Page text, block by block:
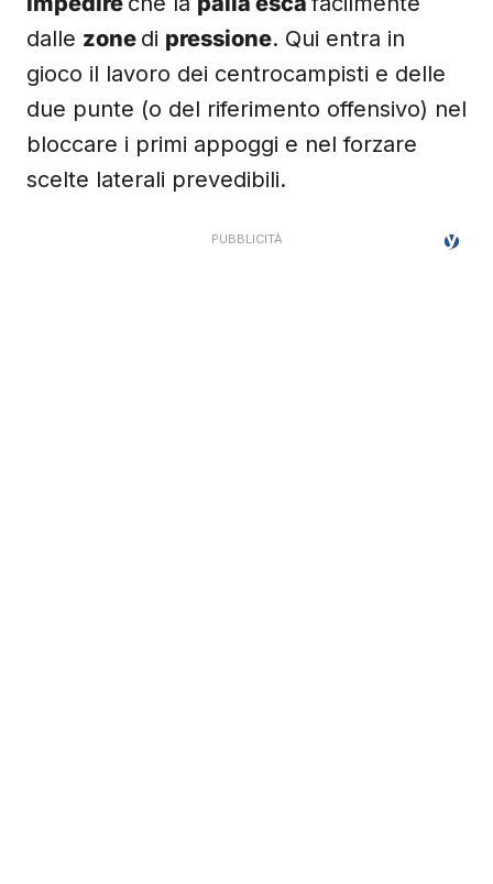
dalle zone di pressione. Qui entra in
gioco il lavoro dei centrocampisti e delle
due punte (o del riferimento offensivo) nel
bloccare i primi appoggi e nel forzare
scelte laterali prevedibili.